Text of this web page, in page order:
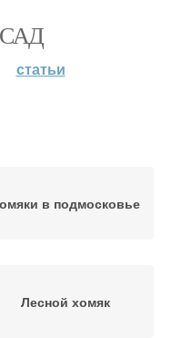
статьи
в подмосковье
Лесной хомяк